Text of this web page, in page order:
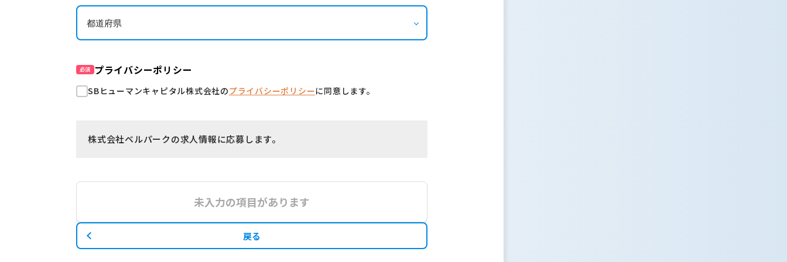
必須 プライバシーポリシー
SBヒューマンキャピタル株式会社のプライバシーポリシーに同意します。
株式会社ベルパークの求人情報に応募します。
未入力の項目があります
戻る